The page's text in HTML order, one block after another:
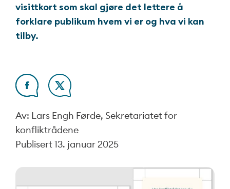
visittkort som skal gjøre det lettere å
forklare publikum hvem vi er og hva vi kan
tilby.
Av: Lars Engh Førde, Sekretariatet for
konfliktrådene
Publisert13. januar 2025